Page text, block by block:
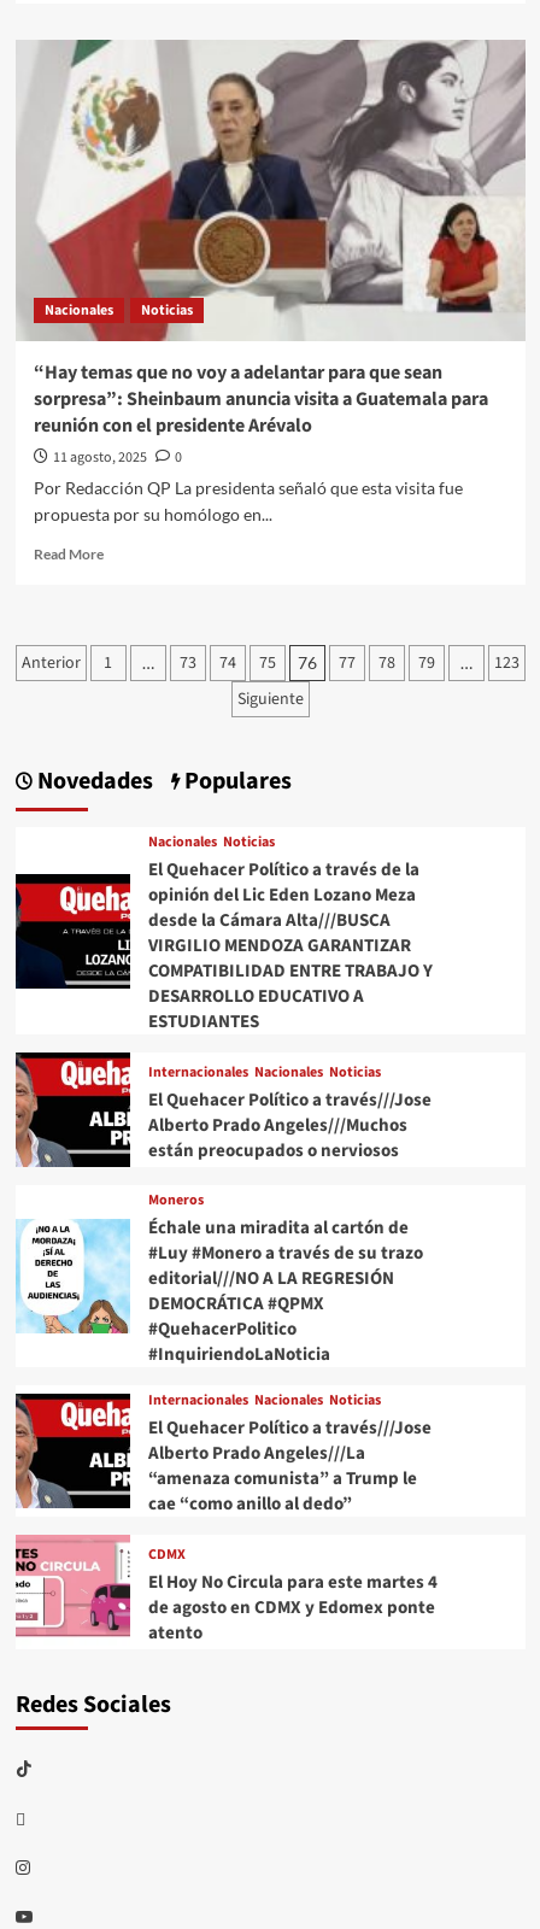
“Si
un
extraño
enemigo
profanar
con
su
planta
suelo…”,
entona
la
presidenta
Sheinbaum
ante
los
cuestionamientos
drones
de
CIA
Nacionales Noticias
“Hay temas que no voy a adelantar para que sean
sorpresa”: Sheinbaum anuncia visita a Guatemala para
reunión con el presidente Arévalo
11 agosto, 2025
0
Por Redacción QP La presidenta señaló que esta visita fue
propuesta por su homólogo en...
Read MoreRead
temas
que
para
sorpresa”:
Sheinbaum
anuncia
visita
a
Guatemala
para
el
presidente
Arévalo
Paginación
Anterior 1 … 73 74 75 76 77 78 79 …
123
Siguiente
Novedades Populares
Nacionales Noticias
El Quehacer Político a través de la
opinión del Lic Eden Lozano Meza
desde la Cámara Alta///BUSCA
VIRGILIO MENDOZA GARANTIZAR
COMPATIBILIDAD ENTRE TRABAJO Y
DESARROLLO EDUCATIVO A
ESTUDIANTES
Internacionales Nacionales Noticias
El Quehacer Político a través///Jose
Alberto Prado Angeles///Muchos
están preocupados o nerviosos
Moneros
Échale una miradita al cartón de
#Luy #Monero a través de su trazo
editorial///NO A LA REGRESIÓN
DEMOCRÁTICA #QPMX
#QuehacerPolitico
#InquiriendoLaNoticia
Internacionales Nacionales Noticias
El Quehacer Político a través///Jose
Alberto Prado Angeles///La
“amenaza comunista” a Trump le
cae “como anillo al dedo”
CDMX
El Hoy No Circula para este martes 4
de agosto en CDMX y Edomex ponte
atento
Redes Sociales
TikTok
threads
Instagram
Youtube